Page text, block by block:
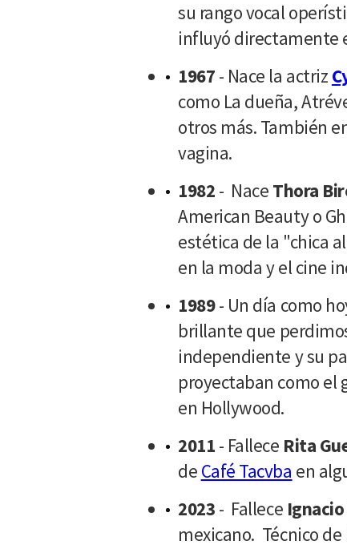
su rango vocal
influyó directamente
1967 - Nace la actriz
como La dueña,
otros más. También
vagina.
1982 - Nace Thora
American Beauty o
estética de la "chica
en la moda y el cine
1989- Un día como
brillante que
independiente y su
proyectaban como el
en Hollywood.
2011 - Fallece Rita
de Café Tacvba en
2023 - Fallece
mexicano. Técnico